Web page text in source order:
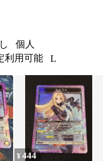
個人
利用可能 L
¥444